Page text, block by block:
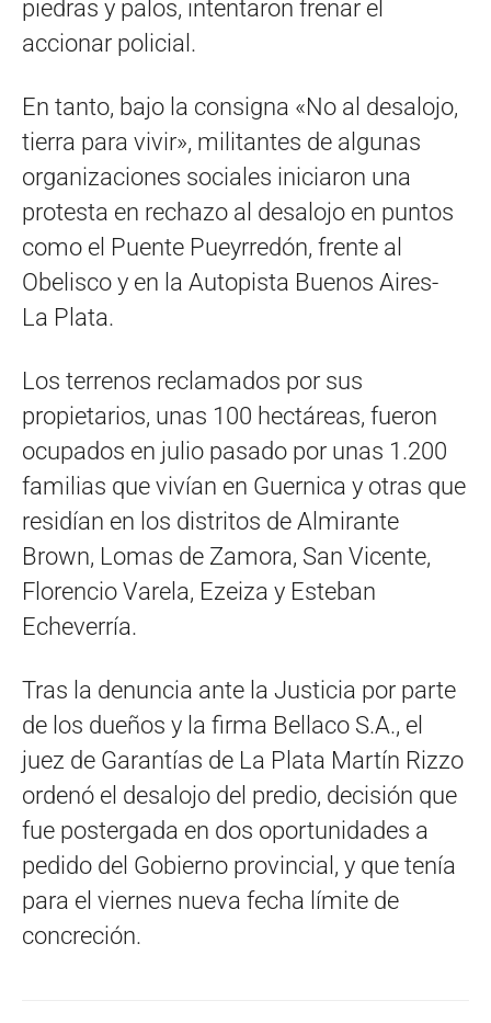
piedras y palos, intentaron frenar el
accionar policial.
En tanto, bajo la consigna «No al desalojo,
tierra para vivir», militantes de algunas
organizaciones sociales iniciaron una
protesta en rechazo al desalojo en puntos
como el Puente Pueyrredón, frente al
Obelisco y en la Autopista Buenos Aires-
La Plata.
Los terrenos reclamados por sus
propietarios, unas 100 hectáreas, fueron
ocupados en julio pasado por unas 1.200
familias que vivían en Guernica y otras que
residían en los distritos de Almirante
Brown, Lomas de Zamora, San Vicente,
Florencio Varela, Ezeiza y Esteban
Echeverría.
Tras la denuncia ante la Justicia por parte
de los dueños y la firma Bellaco S.A., el
juez de Garantías de La Plata Martín Rizzo
ordenó el desalojo del predio, decisión que
fue postergada en dos oportunidades a
pedido del Gobierno provincial, y que tenía
para el viernes nueva fecha límite de
concreción.